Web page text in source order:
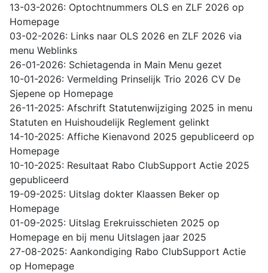
13-03-2026: Optochtnummers OLS en ZLF 2026 op
Homepage
03-02-2026: Links naar OLS 2026 en ZLF 2026 via
menu Weblinks
26-01-2026: Schietagenda in Main Menu gezet
10-01-2026: Vermelding Prinselijk Trio 2026 CV De
Sjepene op Homepage
26-11-2025: Afschrift Statutenwijziging 2025 in menu
Statuten en Huishoudelijk Reglement gelinkt
14-10-2025: Affiche Kienavond 2025 gepubliceerd op
Homepage
10-10-2025: Resultaat Rabo ClubSupport Actie 2025
gepubliceerd
19-09-2025: Uitslag dokter Klaassen Beker op
Homepage
01-09-2025: Uitslag Erekruisschieten 2025 op
Homepage en bij menu Uitslagen jaar 2025
27-08-2025: Aankondiging Rabo ClubSupport Actie
op Homepage